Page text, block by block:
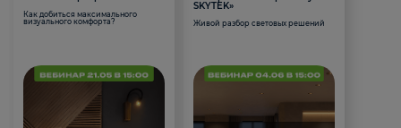
Как добиться максимального
визуального комфорта?
SKYTEK»
Живой разбор световых решений